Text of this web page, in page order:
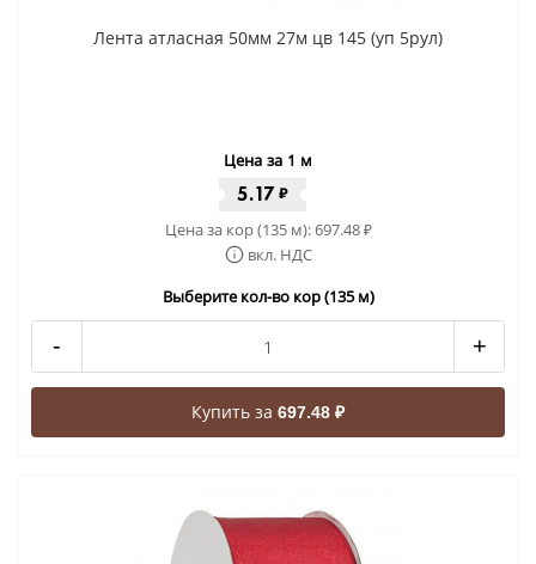
Лента атласная 50мм 27м цв 145 (уп 5рул)
Цена за 1 м
5.17 ₽
Цена за кор (135 м):697.48₽
вкл. НДС
Выберите кол-во кор (135 м)
- +
Купить за 697.48 ₽